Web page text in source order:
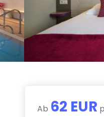
Ab 62 EUR